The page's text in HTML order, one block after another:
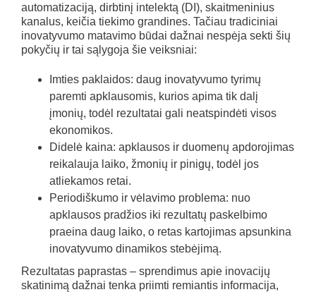
automatizaciją, dirbtinį intelektą (DI), skaitmeninius
kanalus, keičia tiekimo grandines. Tačiau tradiciniai
inovatyvumo matavimo būdai dažnai nespėja sekti šių
pokyčių ir tai sąlygoja šie veiksniai:
Imties paklaidos: daug inovatyvumo tyrimų
paremti apklausomis, kurios apima tik dalį
įmonių, todėl rezultatai gali neatspindėti visos
ekonomikos.
Didelė kaina: apklausos ir duomenų apdorojimas
reikalauja laiko, žmonių ir pinigų, todėl jos
atliekamos retai.
Periodiškumo ir vėlavimo problema: nuo
apklausos pradžios iki rezultatų paskelbimo
praeina daug laiko, o retas kartojimas apsunkina
inovatyvumo dinamikos stebėjimą.
Rezultatas paprastas – sprendimus apie inovacijų
skatinimą dažnai tenka priimti remiantis informacija,